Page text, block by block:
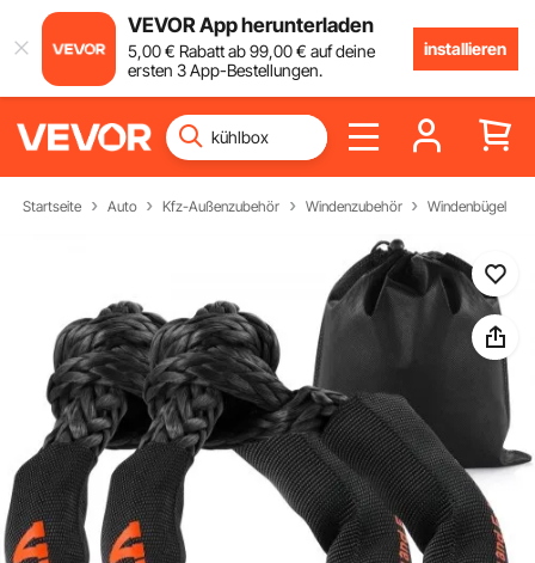
VEVOR App herunterladen
5,00€ Rabatt ab99,00€ auf deine
ersten 3 App-Bestellungen.
installieren
Startseite Auto Kfz-Außenzubehör Windenzubehör Windenbügel